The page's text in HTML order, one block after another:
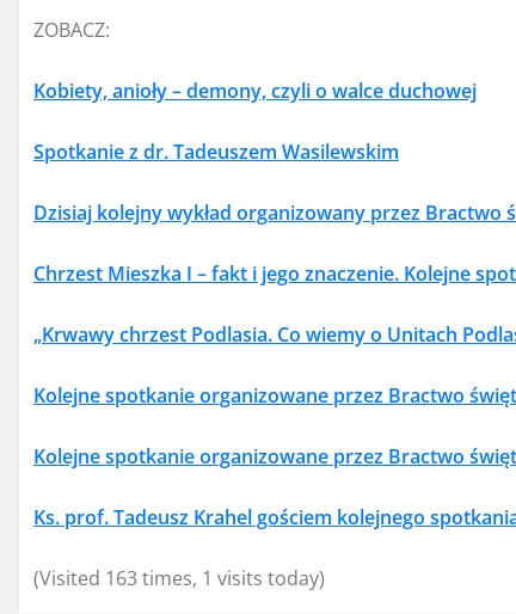
ZOBACZ:
Kobiety, anioły – demony, czyli o walce duchowej
Spotkanie z dr. Tadeuszem Wasilewskim
Dzisiaj kolejny wykład organizowany przez Bractwo
Chrzest Mieszka I – fakt i jego znaczenie. Kolejne
„Krwawy chrzest Podlasia. Co wiemy o Unitach
Kolejne spotkanie organizowane przez Bractwo
Kolejne spotkanie organizowane przez Bractwo
Ks. prof. Tadeusz Krahel gościem kolejnego
(Visited 163 times, 1 visits today)